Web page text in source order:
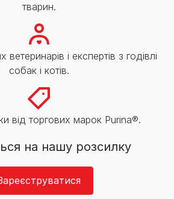
тварин.
і експертів з годівлі
собак і котів.
від торгових марок Purina®.
на нашу розсилку